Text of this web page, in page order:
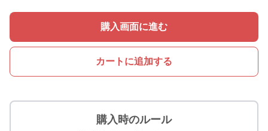
購入画面に進む
カートに追加する
購入時のルール